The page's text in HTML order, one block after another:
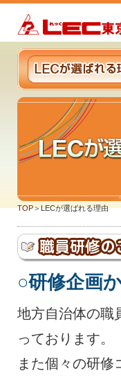
TOP＞LECが選ばれる理由
○研修企画
地方自治体の職
っております。
また個々の研修